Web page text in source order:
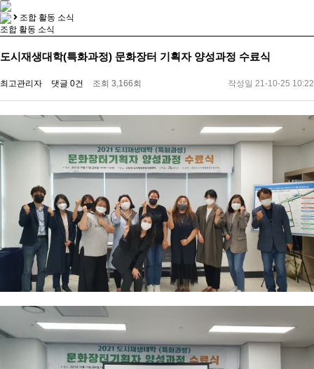
조합 활동 소식
조합 활동 소식
도시재생대학(특화과정) 문화장터 기획자 양성과정 수료식
최고관리자 댓글 0건 조회 3,166회 작성일 21-10-25 10:22